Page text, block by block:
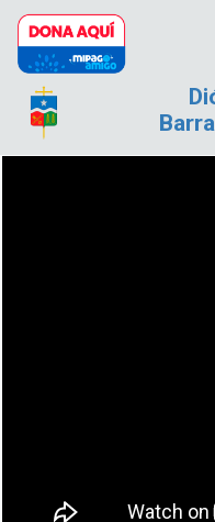
Pasar al contenido principal